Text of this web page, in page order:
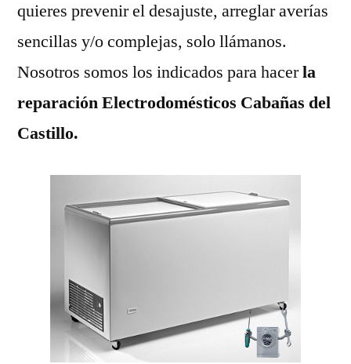
quieres prevenir el desajuste, arreglar averías
sencillas y/o complejas, solo llámanos.
Nosotros somos los indicados para hacerla
reparación Electrodomésticos Cabañas del
Castillo.